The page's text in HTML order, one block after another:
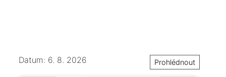
Datum: 6. 8. 2026 Prohlédnout